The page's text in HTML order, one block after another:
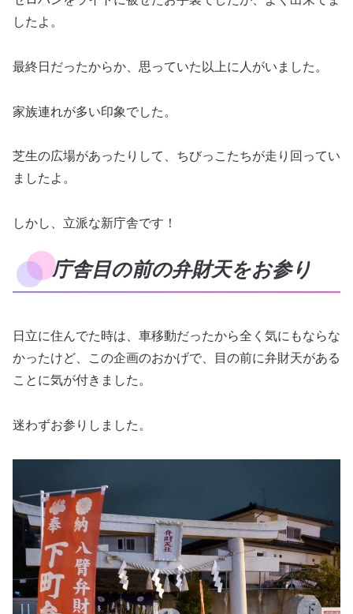
したよ。
最終日だったからか、思っていた以上に人がいました。
家族連れが多い印象でした。
芝生の広場があったりして、ちびっこたちが走り回ってい
ましたよ。
しかし、立派な新庁舎です！
庁舎目の前の弁財天をお参り
日立に住んでた時は、車移動だったから全く気にもならな
かったけど、この企画のおかげで、目の前に弁財天がある
ことに気が付きました。
迷わずお参りしました。